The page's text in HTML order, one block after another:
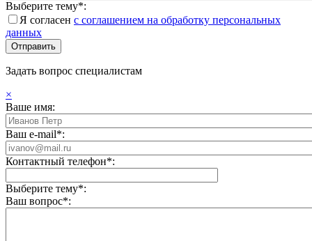
Выберите тему*:
Я согласен с соглашением на обработку персональных
данных
Задать вопрос специалистам
×
Ваше имя:
Ваш e-mail*:
Контактный телефон*:
Выберите тему*:
Ваш вопрос*: